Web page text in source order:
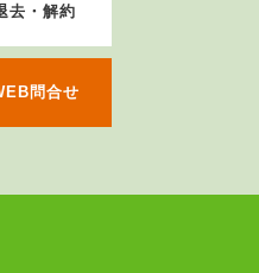
去・解約
問合せ